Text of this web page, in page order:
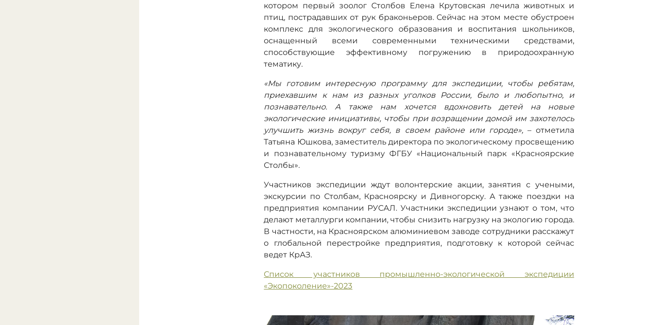
котором первый зоолог Столбов Елена Крутовская лечила животных и
птиц, пострадавших от рук браконьеров. Сейчас на этом месте обустроен
комплекс для экологического образования и воспитания школьников,
оснащенный всеми современными техническими средствами,
способствующие эффективному погружению в природоохранную
тематику.
«Мы готовим интересную программу для экспедиции, чтобы ребятам,
приехавшим к нам из разных уголков России, было и любопытно, и
познавательно. А также нам хочется вдохновить детей на новые
экологические инициативы, чтобы при возращении домой им захотелось
улучшить жизнь вокруг себя, в своем районе или городе»,– отметила
Татьяна Юшкова, заместитель директора по экологическому просвещению
и познавательному туризму ФГБУ «Национальный парк «Красноярские
Столбы».
Участников экспедиции ждут волонтерские акции, занятия с учеными,
экскурсии по Столбам, Красноярску и Дивногорску. А также поездки на
предприятия компании РУСАЛ. Участники экспедиции узнают о том, что
делают металлурги компании, чтобы снизить нагрузку на экологию города.
В частности, на Красноярском алюминиевом заводе сотрудники расскажут
о глобальной перестройке предприятия, подготовку к которой сейчас
ведет КрАЗ.
Список участников промышленно-экологической экспедиции
«Экопоколение»-2023